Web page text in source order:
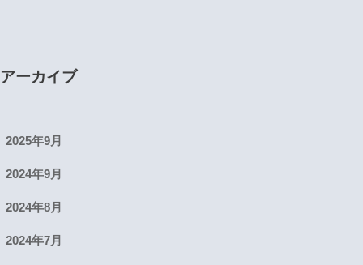
アーカイブ
2025年9月
2024年9月
2024年8月
2024年7月